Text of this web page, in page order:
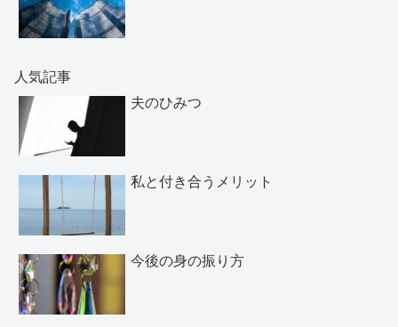
人気記事
夫のひみつ
私と付き合うメリット
今後の身の振り方